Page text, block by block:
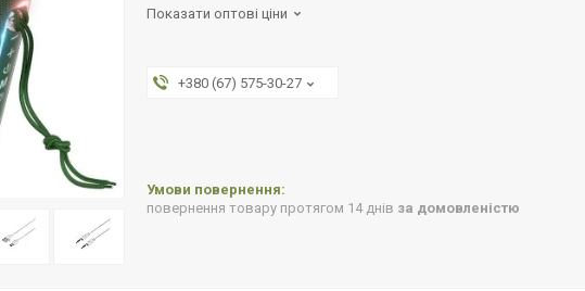
Показати оптові ціни
+380 (67) 575-30-27
повернення товару протягом 14 днів за домовленістю